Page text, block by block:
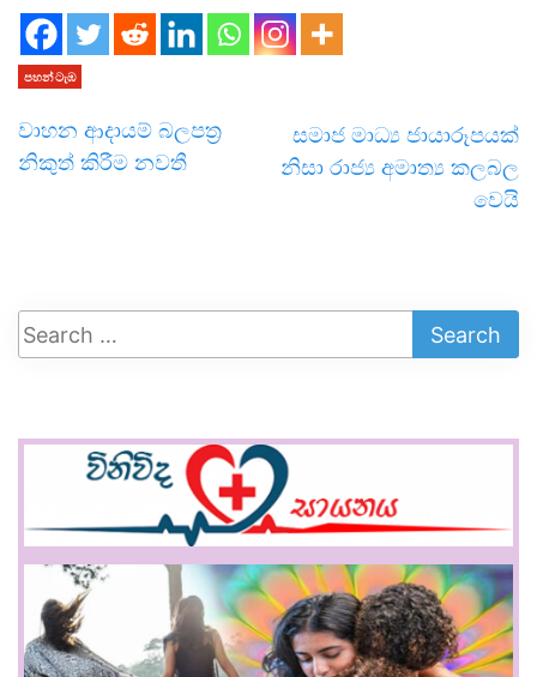
පහන් ටැඹ
වාහන ආදායම් බලපත්‍ර
නිකුත් කිරීම නවතී
සමාජ මාධ්‍ය ජායාරූපයක්
නිසා රාජ්‍ය අමාත්‍ය කලබල
වෙයි